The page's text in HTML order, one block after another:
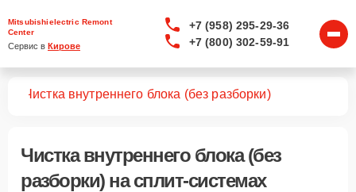
Mitsubishielectric Remont
Center
Сервис в Кирове
+7 (958) 295-29-36
+7 (800) 302-59-91
Чистка внутреннего блока (без разборки)
Чистка внутреннего блока (без
разборки)на сплит-системах